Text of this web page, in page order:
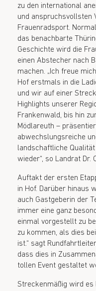
zu den international
und anspruchsvollsten
Frauenradsport.
das benachbarte
Geschichte wird die
einen Abstecher nach
machen. „Ich freue
Hof erstmals in die
und wir auf einer
Highlights unserer
Frankenwald, bis hin
Mödlareuth –
abwechslungsreiche
landschaftliche
wieder“, so Landrat Dr.
Auftakt der ersten
in Hof. Darüber hinaus
auch Gastgeberin der
immer eine ganz
einmal vorgestellt zu
zu kommen, als dies
ist.“ sagt
dass dies in
tollen Event gestaltet
Streckenmäßig wird es